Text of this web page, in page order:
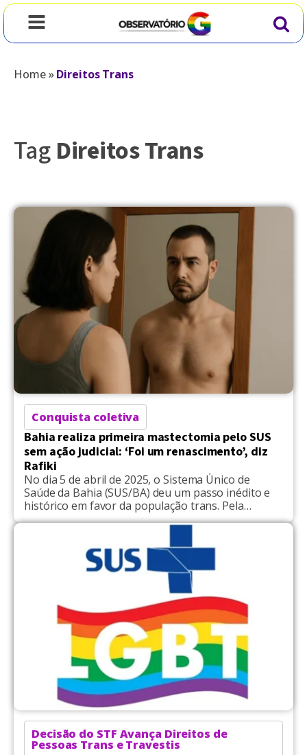
Home»Direitos Trans
TagDireitos Trans
Conquista coletiva
Bahia realiza primeira mastectomia pelo SUS
sem ação judicial: ‘Foi um renascimento’, diz
Rafiki
No dia 5 de abril de 2025, o Sistema Único de
Saúde da Bahia (SUS/BA) deu um passo inédito e
histórico em favor da população trans. Pela
primeira vez, foi realizada uma cirurgia de
conhecida como mastectomia — por via
administrativa, ou seja, sem a necessidade de
recorrer à Justiça. O […]
Decisão do STF Avança Direitos de
Pessoas Trans e Travestis